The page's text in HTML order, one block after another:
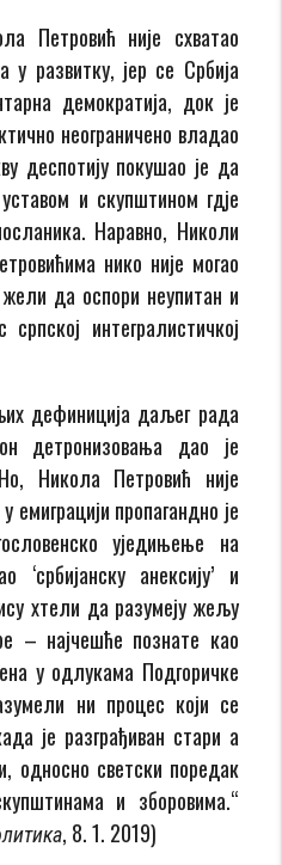
Петровић није схватао
у развитку, јер се Србија
демократија, док је
неограничено владао
деспотију покушао је да
и скупштином гдје
Наравно, Николи
нико није могао
да оспори неупитан и
интегралистичкој
дефиниција даљег рада
детронизовања дао је
Никола Петровић није
емиграцији пропагандно је
уједињење на
анексију’ и
хтели да разумеју жељу
– најчешће познате као
у одлукама Подгоричке
ни процес који се
је разграђиван стари а
односно светски поредак
и зборовима.“
, 8. 1. 2019)